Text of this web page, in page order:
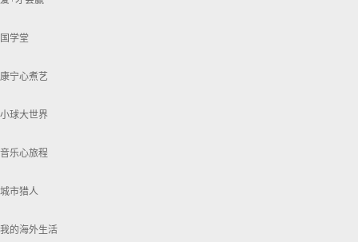
国学堂
康宁心煮艺
小球大世界
音乐心旅程
城市猎人
我的海外生活